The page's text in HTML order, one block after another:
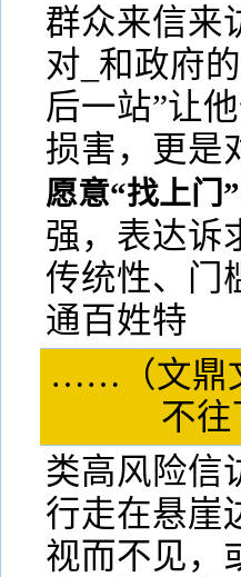
群众来信来
对_和政府
后一站”让
损害，更是
愿意“找上门
强，表达诉
传统性、门
通百姓特
……（文鼎
不
类高风险信
行走在悬崖
视而不见，